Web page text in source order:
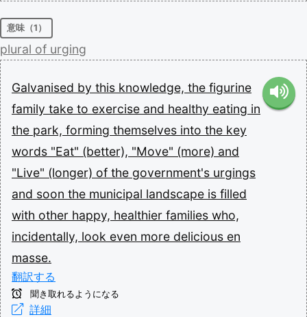
意味（1）
plural of urging
Galvanised by this knowledge, the figurine
family take to exercise and healthy eating in
the park, forming themselves into the key
words "Eat" (better), "Move" (more) and
"Live" (longer) of the government's urgings
and soon the municipal landscape is filled
with other happy, healthier families who,
incidentally, look even more delicious en
masse.
翻訳する
聞き取れるようになる
詳細